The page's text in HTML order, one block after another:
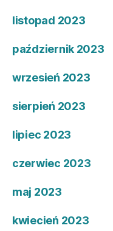
listopad 2023
październik 2023
wrzesień 2023
sierpień 2023
lipiec 2023
czerwiec 2023
maj 2023
kwiecień 2023